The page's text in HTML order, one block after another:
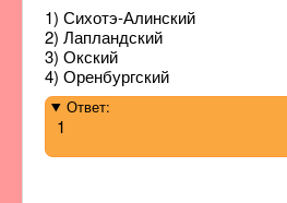
1) Сихотэ-Алинский
2) Лапландский
3) Окский
4) Оренбургский
Ответ:
1